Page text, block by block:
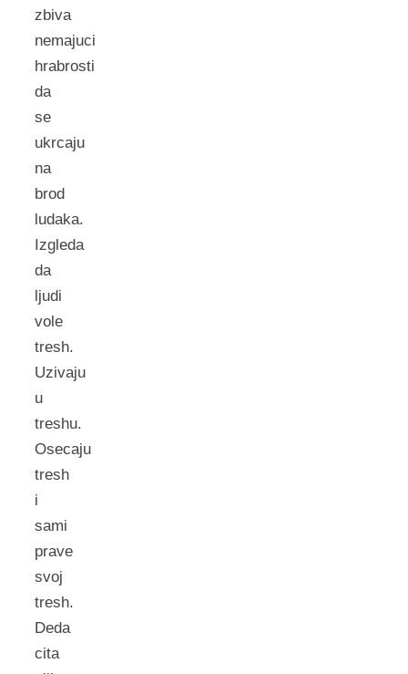
zbiva
nemajuci
hrabrosti
da
se
ukrcaju
na
brod
ludaka.
Izgleda
da
ljudi
vole
tresh.
Uzivaju
u
treshu.
Osecaju
tresh
i
sami
prave
svoj
tresh.
Deda
cita